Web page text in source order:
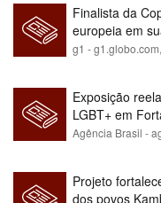
Finalista da
europeia em
para maioria
g1 - g1.globo.com,
Exposição
LGBT+ em
Agência Brasil -
Projeto
dos povos